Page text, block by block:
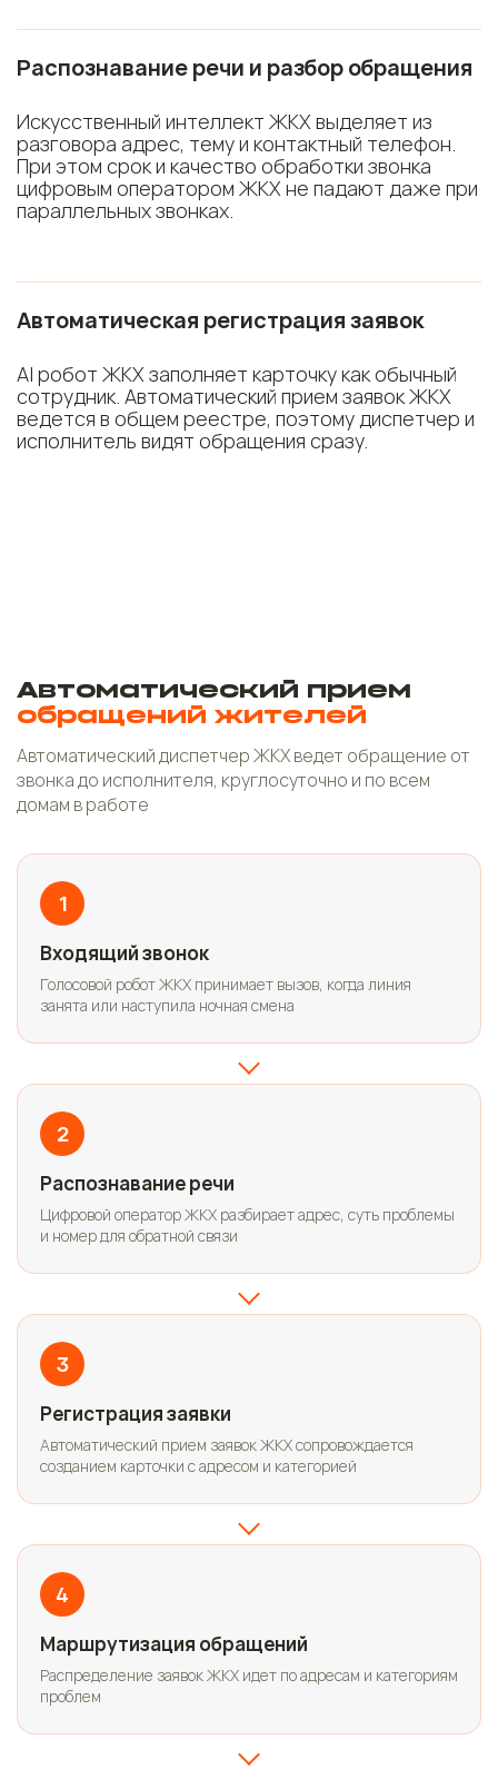
Распознавание речи и разбор обращения
Искусственный интеллект ЖКХ выделяет из
разговора адрес, тему и контактный телефон.
При этом срок и качество обработки звонка
цифровым оператором ЖКХ не падают даже при
параллельных звонках.
Автоматическая регистрация заявок
AI робот ЖКХ заполняет карточку как обычный
сотрудник. Автоматический прием заявок ЖКХ
ведется в общем реестре, поэтому диспетчер и
исполнитель видят обращения сразу.
Автоматический прием
обращений жителей
Автоматический диспетчер ЖКХ ведет обращение от
звонка до исполнителя, круглосуточно и по всем
домам в работе
1
Входящий звонок
Голосовой робот ЖКХ принимает вызов, когда линия
занята или наступила ночная смена
2
Распознавание речи
Цифровой оператор ЖКХ разбирает адрес, суть проблемы
и номер для обратной связи
3
Регистрация заявки
Автоматический прием заявок ЖКХ сопровождается
созданием карточки с адресом и категорией
4
Маршрутизация обращений
Распределение заявок ЖКХ идет по адресам и категориям
проблем